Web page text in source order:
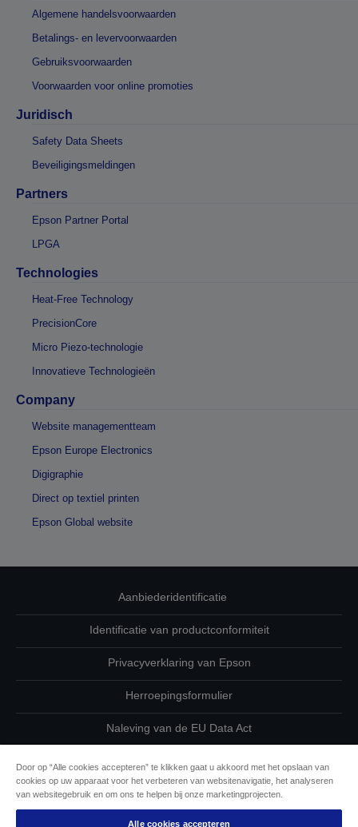
Algemene handelsvoorwaarden
Betalings- en levervoorwaarden
Gebruiksvoorwaarden
Voorwaarden voor online promoties
Juridisch
Safety Data Sheets
Beveiligingsmeldingen
Partners
Epson Partner Portal
LPGA
Technologies
Heat-Free Technology
PrecisionCore
Micro Piezo-technologie
Innovatieve Technologieën
Company
Website managementteam
Epson Europe Electronics
Digigraphie
Direct op textiel printen
Epson Global website
Aanbiederidentificatie
Identificatie van productconformiteit
Privacyverklaring van Epson
Herroepingsformulier
Naleving van de EU Data Act
Cookie-informatie
Door op “Alle cookies accepteren” te klikken gaat u akkoord met het opslaan van
cookies op uw apparaat voor het verbeteren van websitenavigatie, het analyseren
van websitegebruik en om ons te helpen bij onze marketingprojecten.
Alle cookies accepteren